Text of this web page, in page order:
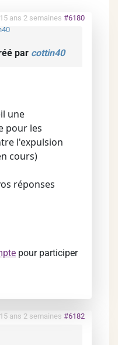
ans 2 semaines #6180
par cottin40
une
pour les
l'expulsion
cours)
réponses
pour participer
ans 2 semaines #6182